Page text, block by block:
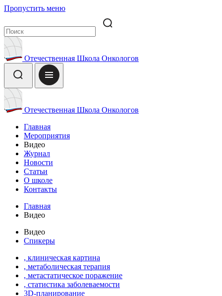
Пропустить меню
Отечественная Школа Онкологов
Отечественная Школа Онкологов
Главная
Мероприятия
Видео
Журнал
Новости
Статьи
О школе
Контакты
Главная
Видео
Видео
Спикеры
, клиническая картина
, метаболическая терапия
, метастатическое поражение
, статистика заболеваемости
3D-планирование